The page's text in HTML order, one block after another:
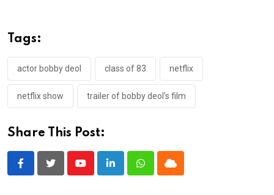
Tags:
actor bobby deol class of 83 netflix
netflix show trailer of bobby deol's film
Share This Post:
YoutubeLinkedInWhatsappCloud